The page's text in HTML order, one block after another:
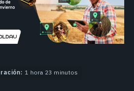
1 hora 23 minutos